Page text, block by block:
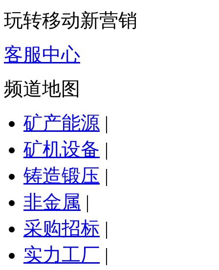
玩转移动新营销
客服中心
频道地图
矿产能源 |
矿机设备 |
铸造锻压 |
非金属 |
采购招标 |
实力工厂 |